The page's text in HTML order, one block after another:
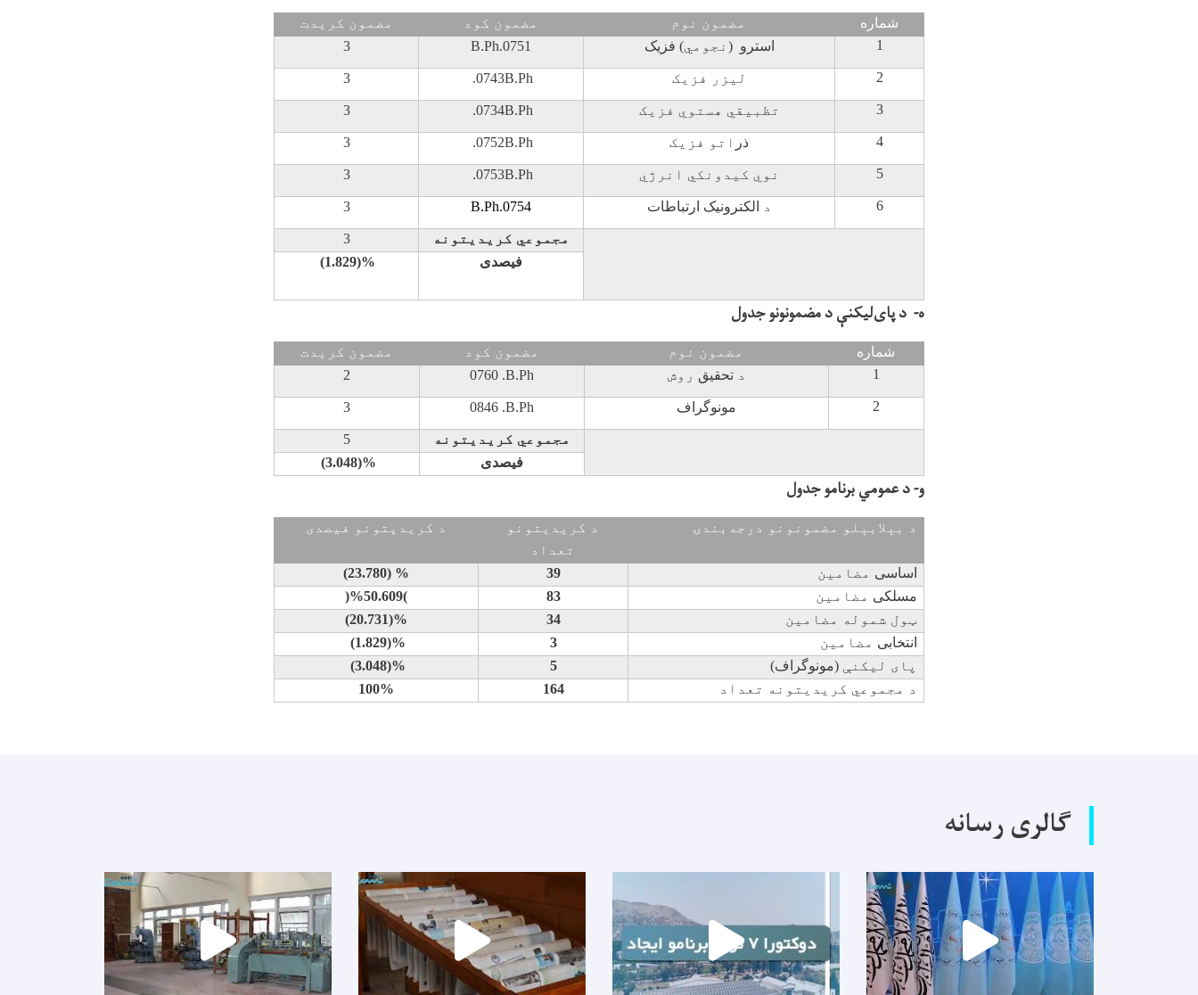
شماره مضمون نوم مضمون کود
مضمون کريدت
1
استرو (نجومي) فزیک B.Ph.0751
3
2 ليزر فزيک B.Ph
.0743
3
3 تظبيقي هستوي فزيک B.Ph
.0734
3
4 ذر اتو فزيک B.Ph
.0752
3
5 نوي کيدونکي انرژي B.Ph
.0753
3
6 د الکترونیک ارتباطات B.Ph.0754
3
مجموعي کريديتونه
3
فیصدی
(1.829)%
ه- د پای‌لیکنې د مضمونونو جدول
شماره مضمون نوم مضمون کود
مضمون کريدت
1
د تحقیق روش B.Ph
.
0760
2
2 مونوگراف B.Ph
.
0846
3
مجموعي کريديتونه
5
فیصدی
(3.048)%
و- د عمومي برنامو جدول
د بېلابېلو مضمونونو درجه‌بندۍ
د کريديتونو
تعداد
د کريديتونو فيصدی
اساسی مضامين 39
(23.780) %
مسلکی مضامين 83
(
50.609
)%
ټول شموله مضامين
34
(20.731)%
انتخابی مضامين 3
(1.829)%
پای ليکنې (مونوگراف) 5
(3.048)%
د مجموعي کريديتونه تعداد
164
100%
گالری رسانه